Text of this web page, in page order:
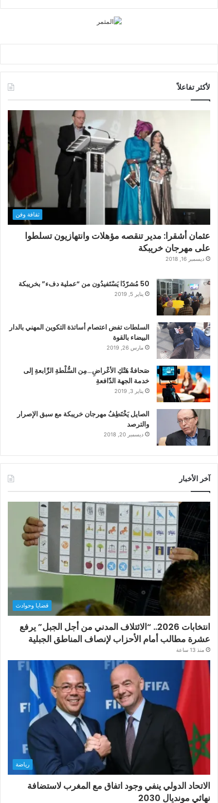
لأكثر تفاعلاً
ثقافة وفن
عثمان أشقرا: مدير تنقصه مؤهلات وانتهازيون تسلطوا
على مهرجان خريبكة
ديسمبر 16, 2018
50 مُشرّدًا يَسْتَفيدُون من “عملية دفء” بخريبكة
يناير 5, 2019
السلطات تفض اعتصام أساتذة التكوين المهني بالدار
البيضاء بالقوة
مارس 26, 2019
صَحافةُ هَتْكِ الأعْراضِ…مِن السُّلْطةِ الرِّابعةِ إلى
خدمة الجهة الدّافعةِ
يناير 3, 2019
الصايل يَخْتَطِفُ مهرجان خريبكة مع سبق الإصرار
والترصد
ديسمبر 20, 2018
آخر الأخبار
قضايا وحوادث
انتخابات 2026.. “الائتلاف المدني من أجل الجبل” يرفع
عشرة مطالب أمام الأحزاب لإنصاف المناطق الجبلية
منذ 13 ساعة
رياضة
الاتحاد الدولي ينفي وجود اتفاق مع المغرب لاستضافة
نهائي مونديال 2030